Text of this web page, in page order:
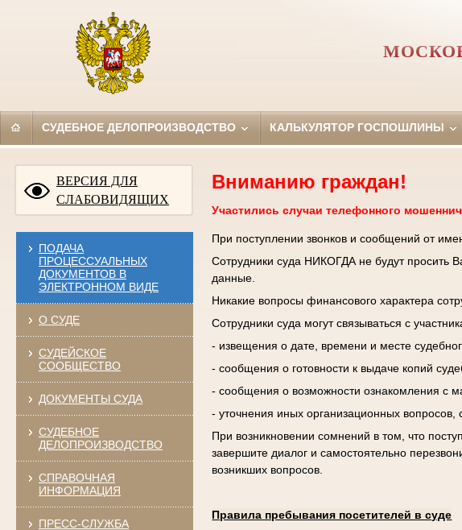
СУДЕБНОЕ ДЕЛОПРОИЗВОДСТВО КАЛЬКУЛЯТОР ГОСПОШЛИНЫ
ВЕРСИЯ ДЛЯ
СЛАБОВИДЯЩИХ
ПОДАЧА
ПРОЦЕССУАЛЬНЫХ
ДОКУМЕНТОВ В
ЭЛЕКТРОННОМ ВИДЕ
О СУДЕ
СУДЕЙСКОЕ
СООБЩЕСТВО
ДОКУМЕНТЫ СУДА
СУДЕБНОЕ
ДЕЛОПРОИЗВОДСТВО
СПРАВОЧНАЯ
ИНФОРМАЦИЯ
ПРЕСС-СЛУЖБА
Вниманию граждан!
Участились случаи телефонного
При поступлении звонков и сообщений от
Сотрудники суда НИКОГДА не будут просить
данные.
Никакие вопросы финансового характера
Сотрудники суда могут связываться с
- извещения о дате, времени и месте
- сообщения о готовности к выдаче копий
- сообщения о возможности ознакомления с
- уточнения иных организационных
При возникновении сомнений в том, что
завершите диалог и самостоятельно
возникших вопросов.
Правила пребывания посетителей в суде